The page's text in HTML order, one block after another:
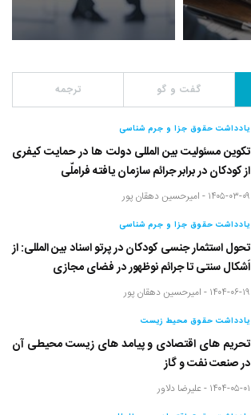
گفت و گو ترجمه
یادداشت حقوق جزا و جرم شناسی
تکوین مسئولیت بین المللی دولت ها در حمایت کیفری
از کودکان در برابر جرائم سازمان یافته فراملّی
۱۴۰۵-۰۳-۰۹ - امیرحسین دهقان پور
یادداشت حقوق جزا و جرم شناسی
تحول استثمار جنسی کودکان در پرتو اسناد بین المللی: از
اَشکال سنتی تا جرائم نوظهور در فضای مجازی
۱۴۰۴-۰۶-۱۹ - امیرحسین دهقان پور
یادداشت حقوق محیط زیست
تحریم های اقتصادی و پیامد های زیست محیطی آن
در صنعت نفت و گاز
۱۴۰۴-۰۵-۰۱ - علیرضا دلاور